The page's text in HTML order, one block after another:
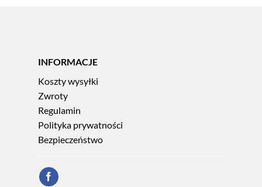
INFORMACJE
Koszty wysyłki
Zwroty
Regulamin
Polityka prywatności
Bezpieczeństwo